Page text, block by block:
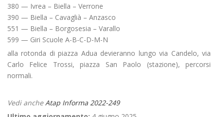
380 — Ivrea – Biella – Verrone
390 — Biella – Cavaglià – Anzasco
551 — Biella – Borgosesia – Varallo
599 — Giri Scuole A-B-C-D-M-N
alla rotonda di piazza Adua devieranno lungo via Candelo, via
Carlo Felice Trossi, piazza San Paolo (stazione), percorsi
normali.
Vedi ancheAtap Informa 2022-249